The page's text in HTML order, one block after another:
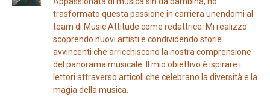
trasformato questa passione in carriera unendomi al
team di Music Attitude come redattrice. Mi realizzo
scoprendo nuovi artisti e condividendo storie
avvincenti che arricchiscono la nostra comprensione
del panorama musicale. Il mio obiettivo è ispirare i
lettori attraverso articoli che celebrano la diversità e la
magia della musica.